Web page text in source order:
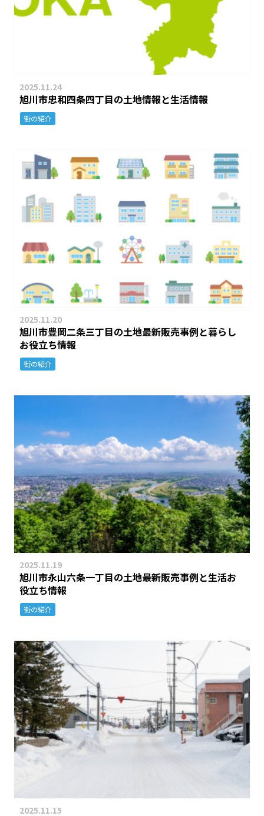
2025.11.24
旭川市忠和四条四丁目の土地情報と生活情報
街の紹介
2025.11.20
旭川市豊岡二条三丁目の土地最新販売事例と暮らし
お役立ち情報
街の紹介
2025.11.19
旭川市永山六条一丁目の土地最新販売事例と生活お
役立ち情報
街の紹介
2025.11.15